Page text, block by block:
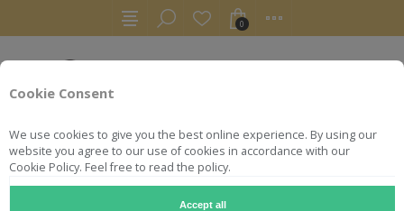
Cookie Consent
We use cookies to give you the best online experience. By using our
website you agree to our use of cookies in accordance with our
Cookie Policy. Feel free to read the policy.
Accept all
0